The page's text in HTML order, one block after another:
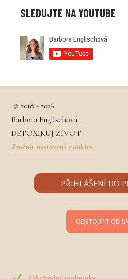
SLEDUJTE NA YOUTUBE
© 2018 - 2026
Barbora Englischová
DETOXIKUJ ŽIVOT
Změnit nastavení cookies
PŘIHLÁŠENÍ DO
ODSTOUPIT OD